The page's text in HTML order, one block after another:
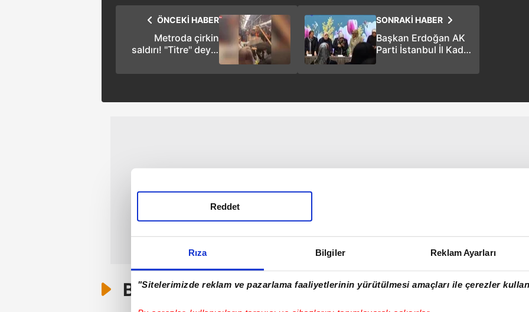
Rıza Bilgiler Reklam Ayarları
"Sitelerimizde reklam ve pazarlama faaliyetlerinin yürütülmesi amaçları ile çerezler
Reddet
SONRAKİ HABER
Başkan Erdoğan AK
Parti İstanbul İl Kadın
Meclisi’ne telefonla
ÖNCEKİ HABER
Metroda çirkin
saldırı! "Titre" deyip
yumrukladılar
Bunlar da Var